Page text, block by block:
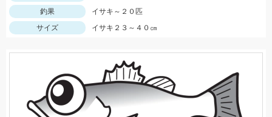
釣果
イサキ～２０匹
サイズ
イサキ２３～４０㎝